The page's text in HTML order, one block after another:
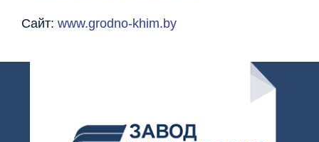
Сайт: www.grodno-khim.by